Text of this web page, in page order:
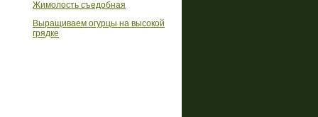
Жимолость съедобная
Выращиваем огурцы на высокой
грядке